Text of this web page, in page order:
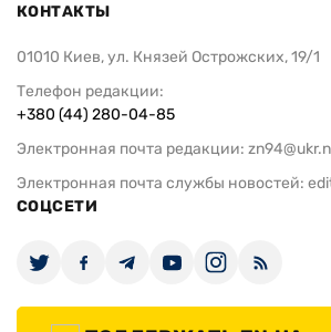
КОНТАКТЫ
01010 Киев, ул. Князей Острожских, 19/1
Телефон редакции:
+380 (44) 280-04-85
Электронная почта редакции:
Электронная почта службы новостей:
СОЦСЕТИ